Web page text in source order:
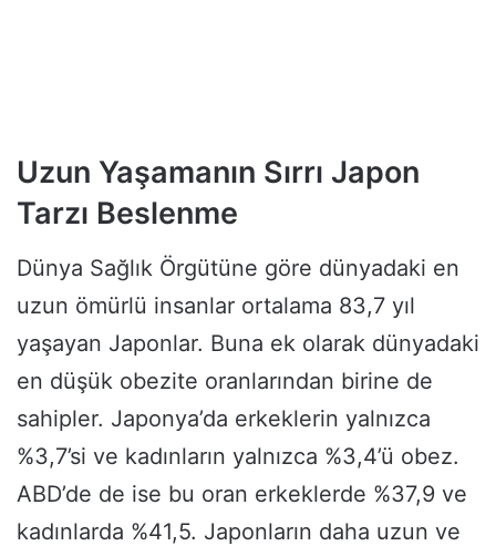
Uzun Yaşamanın Sırrı Japon
Tarzı Beslenme
Dünya Sağlık Örgütüne göre dünyadaki en
uzun ömürlü insanlar ortalama 83,7 yıl
yaşayan Japonlar. Buna ek olarak dünyadaki
en düşük obezite oranlarından birine de
sahipler. Japonya’da erkeklerin yalnızca
%3,7’si ve kadınların yalnızca %3,4’ü obez.
ABD’de de ise bu oran erkeklerde %37,9 ve
kadınlarda %41,5. Japonların daha uzun ve